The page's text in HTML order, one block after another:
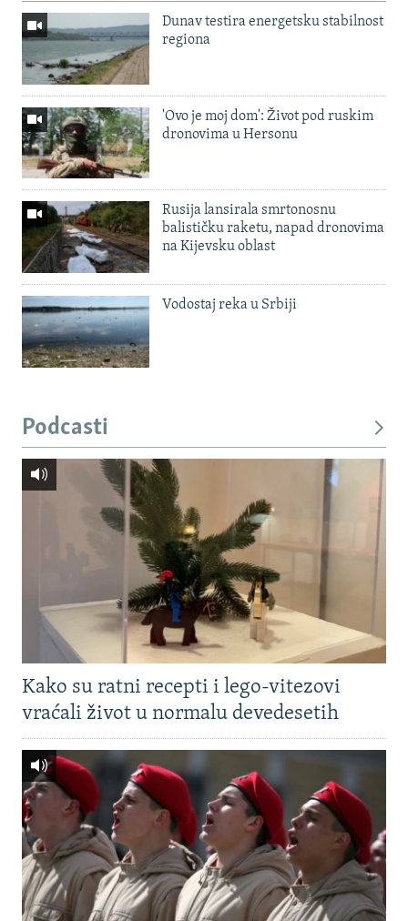
Dunav testira energetsku stabilnost
regiona
'Ovo je moj dom': Život pod ruskim
dronovima u Hersonu
Rusija lansirala smrtonosnu
balističku raketu, napad dronovima
na Kijevsku oblast
Vodostaj reka u Srbiji
Podcasti
Kako su ratni recepti i lego-vitezovi
vraćali život u normalu devedesetih